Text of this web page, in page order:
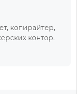
копирайтер,
контор.